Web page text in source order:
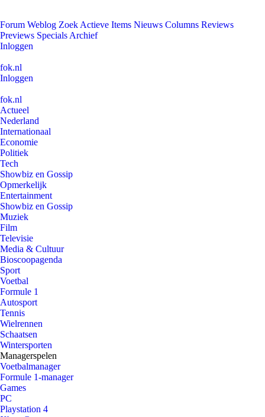
Forum Weblog Zoek Actieve Items Nieuws Columns Reviews
Previews Specials Archief
Inloggen
fok.nl
Inloggen
fok.nl
Actueel
Nederland
Internationaal
Economie
Politiek
Tech
Showbiz en Gossip
Opmerkelijk
Entertainment
Showbiz en Gossip
Muziek
Film
Televisie
Media & Cultuur
Bioscoopagenda
Sport
Voetbal
Formule 1
Autosport
Tennis
Wielrennen
Schaatsen
Wintersporten
Managerspelen
Voetbalmanager
Formule 1-manager
Games
PC
Playstation 4